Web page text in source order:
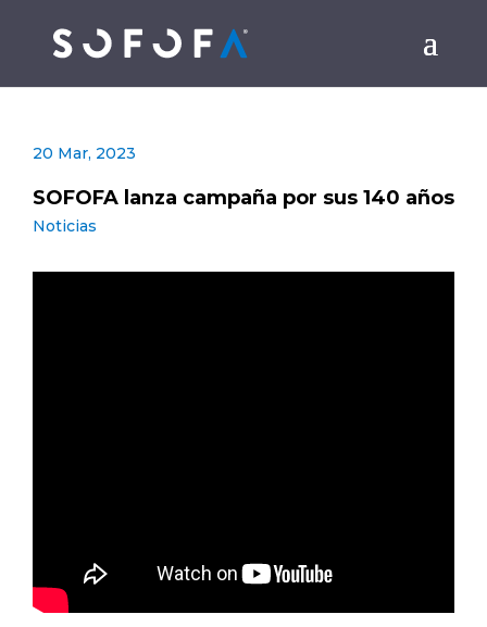
20 Mar, 2023
SOFOFA lanza campaña por sus 140 años
Noticias